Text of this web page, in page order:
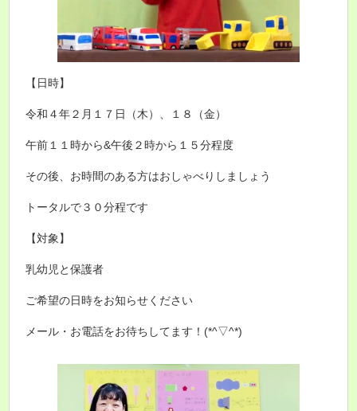
【日時】
令和４年２月１７日（木）、１８（金）
午前１１時から&午後２時から１５分程度
その後、お時間のある方はおしゃべりしましょう
トータルで３０分程です
【対象】
乳幼児と保護者
ご希望の日時をお知らせください
メール・お電話をお待ちしてます！(*^▽^*)